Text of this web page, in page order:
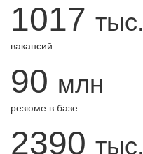
1017 тыс.
вакансий
90 млн
резюме в базе
2390 тыс.